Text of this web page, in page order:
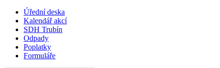
Úřední deska
Kalendář akcí
SDH Trubín
Odpady
Poplatky
Formuláře